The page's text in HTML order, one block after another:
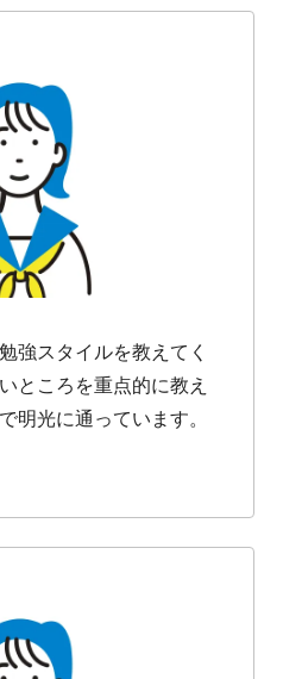
強スタイルを教えてく
ところを重点的に教え
明光に通っています。